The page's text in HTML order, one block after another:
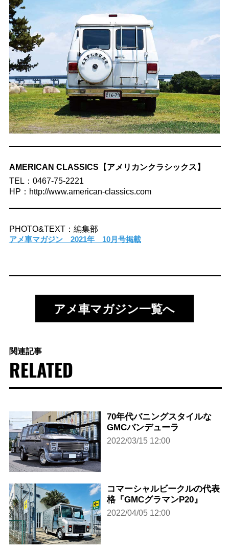
AMERICAN CLASSICS【アメリカンクラシックス】
TEL：0467-75-2221
HP：http://www.american-classics.com
PHOTO&TEXT：編集部
アメ車マガジン 2021年 10月号掲載
アメ車マガジン一覧へ
関連記事
RELATED
70年代バニングスタイルな
GMCバンデューラ
2022/03/15 12:00
コマーシャルビークルの代表
格『GMCグラマンP20』
2022/04/05 12:00